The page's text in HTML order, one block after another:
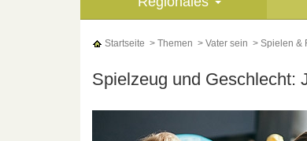
Startseite > Themen > Vater sein > Spielen &
Spielzeug und Geschlecht: